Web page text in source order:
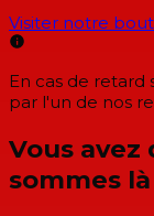
Visiter notre
En cas de
par l'un de nos
Vous avez
sommes